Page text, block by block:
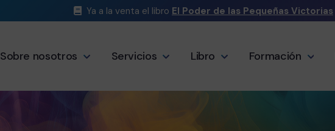
Ya a la venta el libro El Poder de las Pequeñas Victorias
Sobre nosotros Servicios Libro Formación